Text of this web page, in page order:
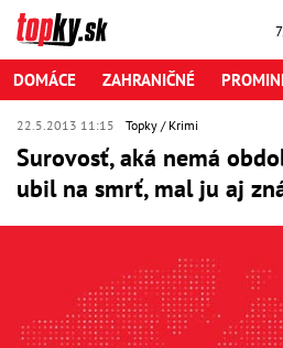
DOMÁCE ZAHRANIČNÉ
22.5.2013 11:15 Topky Krimi
Surovosť, aká nemá
ubil na smrť, mal ju aj